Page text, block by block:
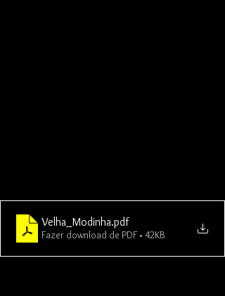
Velha_Modinha.pdf
Fazer download de PDF • 42KB